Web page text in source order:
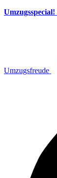
Umzugsspecial!
Umzugsfreude